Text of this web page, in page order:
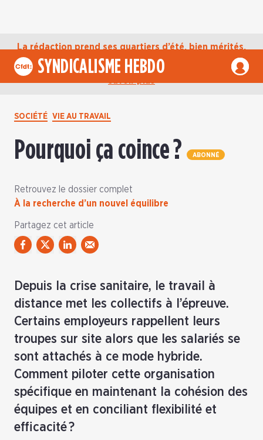
La rédaction prend ses quartiers d’été, bien mérités,
jusqu’au mardi 1er septembre. D’ici là, retrouvez
l’actualité de la CFDT sur notre compte Bluesky. En
SYNDICALISME HEBDO
SOCIÉTÉ VIE AU TRAVAIL
Pourquoi ça coince ? ABONNÉ
Retrouvez le dossier complet
À la recherche d’un nouvel équilibre
Partagez cet article
Depuis la crise sanitaire, le travail à
distance met les collectifs à l’épreuve.
Certains employeurs rappellent leurs
troupes sur site alors que les salariés se
sont attachés à ce mode hybride.
Comment piloter cette organisation
spécifique en maintenant la cohésion des
équipes et en conciliant flexibilité et
efficacité ?